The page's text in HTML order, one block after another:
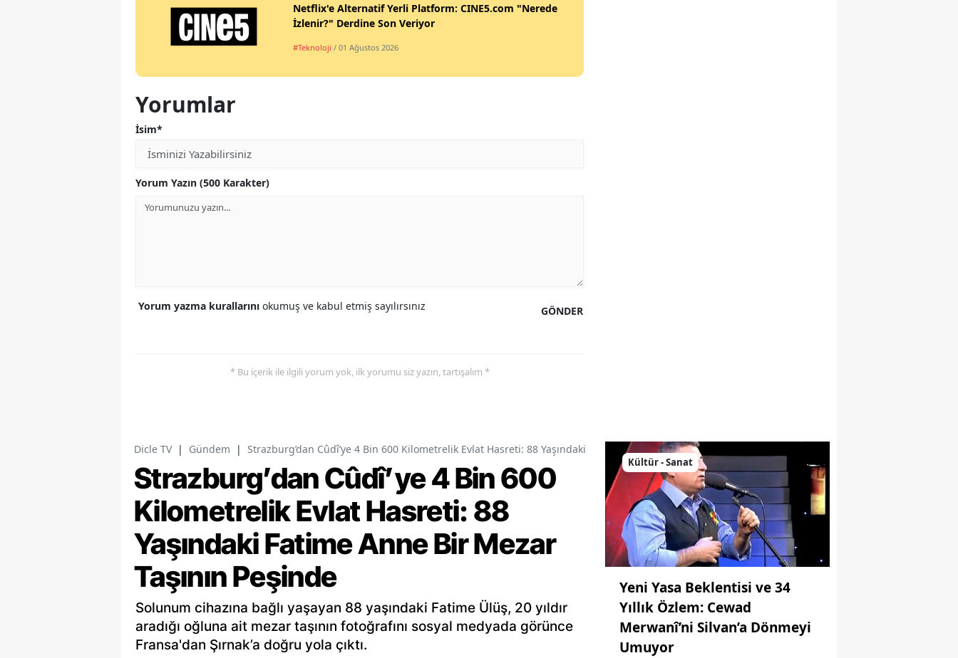
Netflix'e Alternatif Yerli Platform: CINE5.com "Nerede
İzlenir?" Derdine Son Veriyor
#Teknoloji / 01 Ağustos 2026
Yorumlar
İsim*
Yorum Yazın (500 Karakter)
GÖNDER
Yorum yazma kurallarını okumuş ve kabul etmiş sayılırsınız
* Bu içerik ile ilgili yorum yok, ilk yorumu siz yazın, tartışalım *
Dicle TV | Gündem | Strazburg’dan Cûdî’ye 4 Bin 600 Kilometrelik Evlat Hasreti: 88 Yaşındaki Fatime Anne Bir Mezar Taşının Peşinde
Strazburg’dan Cûdî’ye 4 Bin 600
Kilometrelik Evlat Hasreti: 88
Yaşındaki Fatime Anne Bir Mezar
Taşının Peşinde
Solunum cihazına bağlı yaşayan 88 yaşındaki Fatime Ülüş, 20 yıldır
aradığı oğluna ait mezar taşının fotoğrafını sosyal medyada görünce
Fransa'dan Şırnak’a doğru yola çıktı.
Kültür - Sanat
Yeni Yasa Beklentisi ve 34
Yıllık Özlem: Cewad
Merwanî’ni Silvan’a Dönmeyi
Umuyor